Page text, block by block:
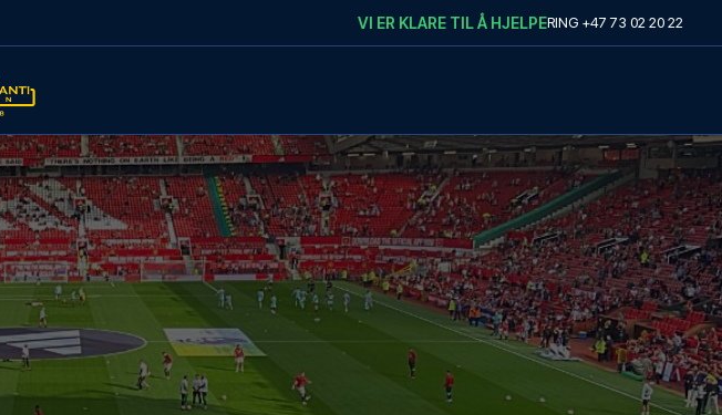
VI ER KLARE TIL Å HJELPERING +47 73 02 20 22